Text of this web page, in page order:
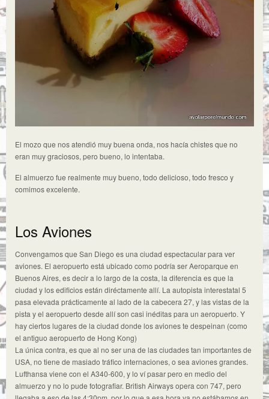
El mozo que nos atendió muy buena onda, nos hacía chistes que no
eran muy graciosos, pero bueno, lo intentaba.
El almuerzo fue realmente muy bueno, todo delicioso, todo fresco y
comimos excelente.
Los Aviones
Convengamos que San Diego es una ciudad espectacular para ver
aviones. El aeropuerto está ubicado como podría ser Aeroparque en
Buenos Aires, es decir a lo largo de la costa, la diferencia es que la
ciudad y los edificios están diréctamente allí. La autopista interestatal 5
pasa elevada prácticamente al lado de la cabecera 27, y las vistas de la
pista y el aeropuerto desde allí son casi inéditas para un aeropuerto. Y
hay ciertos lugares de la ciudad donde los aviones te despeinan (como
el antiguo aeropuerto de Hong Kong)
La única contra, es que al no ser una de las ciudades tan importantes de
USA, no tiene de masiado tráfico internaciones, o sea aviones grandes.
Lufthansa viene con el A340-600, y lo ví pasar pero en medio del
almuerzo y no lo pude fotografiar. British Airways opera con 747, pero